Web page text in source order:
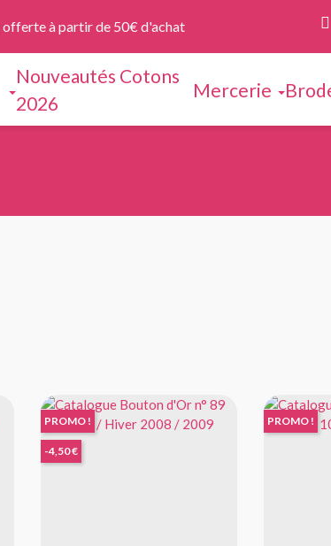
offerte à partir de 50€ d'achat
Nouveautés Cotons
2026
Mercerie
PROMO !
-4,50 €
PROMO !